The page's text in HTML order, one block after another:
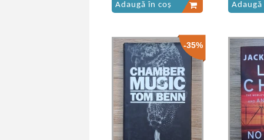
Adaugă în coș Adaugă
-35%